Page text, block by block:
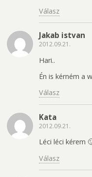
Válasz
Jakab istvan
2012.09.21.
Hari..
Én is kérném a
Válasz
Kata
2012.09.21.
Léci léci kérem
Válasz